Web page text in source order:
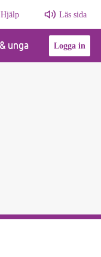
Hjälp Läs sida
unga Logga in